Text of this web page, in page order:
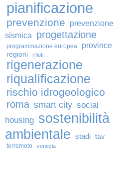
pianificazione
prevenzione
prevenzione
sismica
progettazione
programmazione europea province
regioni rifiuti
rigenerazione
riqualificazione
rischio idrogeologico
roma smart city social
housing sostenibilità
ambientale stadi tav
terremoto venezia